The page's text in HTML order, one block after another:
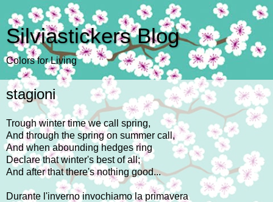
Silviastickers Blog
Colors for Living
stagioni
Trough winter time we call spring,
And through the spring on summer call,
And when abounding hedges ring
Declare that winter's best of all;
And after that there's nothing good...
Durante l'inverno invochiamo la primavera